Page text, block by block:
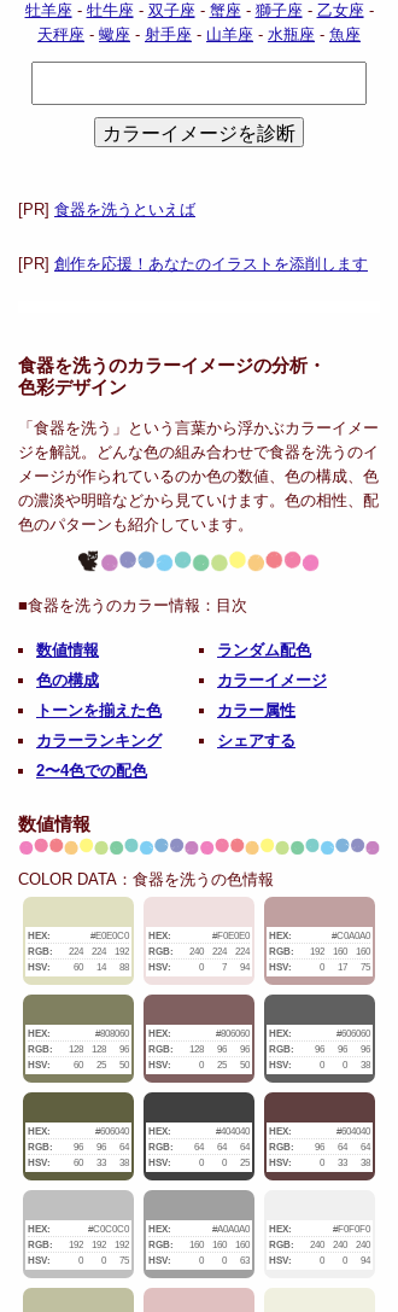
牡羊座- 牡牛座- 双子座- 蟹座- 獅子座- 乙女座-
天秤座 - 蠍座 - 射手座 - 山羊座 - 水瓶座 - 魚座
[PR] 食器を洗うといえば
[PR] 創作を応援！あなたのイラストを添削します
食器を洗うのカラーイメージの分析・
色彩デザイン
「食器を洗う」という言葉から浮かぶカラーイメー
ジを解説。どんな色の組み合わせで食器を洗うのイ
メージが作られているのか色の数値、色の構成、色
の濃淡や明暗などから見ていけます。色の相性、配
色のパターンも紹介しています。
■食器を洗うのカラー情報： 目次
数値情報
色の構成
トーンを揃えた色
カラーランキング
2〜4色での配色
ランダム配色
カラーイメージ
カラー属性
シェアする
数値情報
COLOR DATA：食器を洗うの色情報
HEX:
#E0E0C0
RGB:
224 224
192
HSV:
60 14 88
HEX:
#F0E0E0
RGB:
240 224
224
HSV:
0 7 94
HEX:
#C0A0A0
RGB:
192 160
160
HSV:
0 17 75
HEX:
#808060
RGB:
128 128
96
HSV:
60 25 50
HEX:
#806060
RGB:
128 96
96
HSV:
0 25 50
HEX:
#606060
RGB:
96 96
96
HSV:
0 0 38
HEX:
#606040
RGB:
96 96
64
HSV:
60 33 38
HEX:
#404040
RGB:
64 64
64
HSV:
0 0 25
HEX:
#604040
RGB:
96 64
64
HSV:
0 33 38
HEX:
#C0C0C0
RGB:
192 192
192
HSV:
0 0 75
HEX:
#A0A0A0
RGB:
160 160
160
HSV:
0 0 63
HEX:
#F0F0F0
RGB:
240 240
240
HSV:
0 0 94